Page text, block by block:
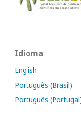
Idioma
English
Português (Brasil)
Português (Portugal)